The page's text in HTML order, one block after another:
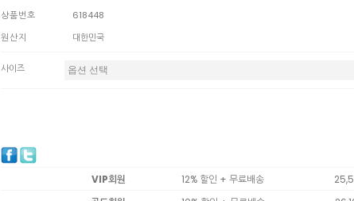
상품번호
618448
원산지
대한민국
사이즈
VIP회원 12% 할인 + 무료배송